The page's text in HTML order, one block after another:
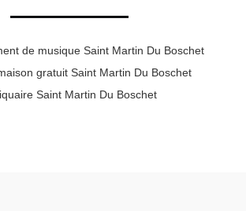
de musique Saint Martin Du Boschet
gratuit Saint Martin Du Boschet
Saint Martin Du Boschet